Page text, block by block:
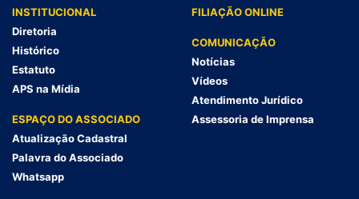
INSTITUCIONAL
Diretoria
Histórico
Estatuto
APS na Mídia
ESPAÇO DO ASSOCIADO
Atualização Cadastral
Palavra do Associado
Whatsapp
FILIAÇÃO ONLINE
COMUNICAÇÃO
Notícias
Vídeos
Atendimento Jurídico
Assessoria de Imprensa